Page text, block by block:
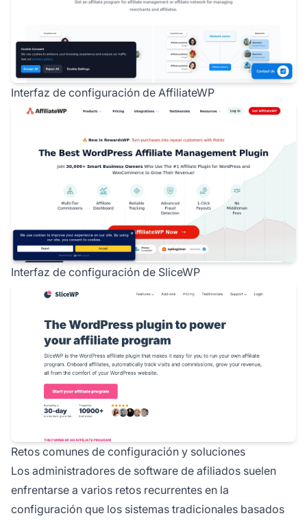
Interfaz de configuración de AffiliateWP
Interfaz de configuración de SliceWP
Retos comunes de configuración y soluciones
Los administradores de software de afiliados suelen
enfrentarse a varios retos recurrentes en la
configuración que los sistemas tradicionales basados